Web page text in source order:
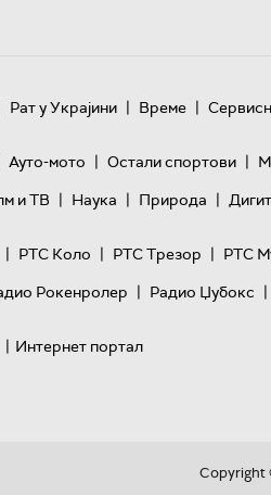
Рат у Украјини | Време |
Ауто-мото | Остали спортови |
и ТВ | Наука | Природа |
| РТС Коло | РТС Трезор | РТС
Рокенролер | Радио Џубокс |
| Интернет портал
Copyright